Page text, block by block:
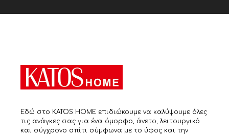
Εδώ στο KATOS HOME επιδιώκουμε να καλύψουμε όλες
τις ανάγκες σας για ένα όμορφο, άνετο, λειτουργικό
και σύγχρονο σπίτι σύμφωνα με το ύφος και την